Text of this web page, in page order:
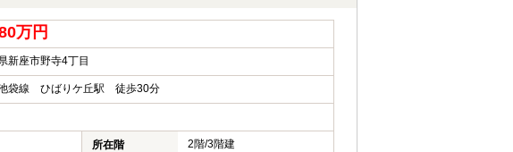
万円
新座市野寺4丁目
袋線 ひばりケ丘駅 徒歩30分
所在階 2階/3階建